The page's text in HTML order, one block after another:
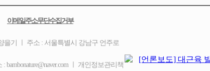
이메일주소무단수집거부
을기 ㅣ 주소 : 서울특별시 강남구 언주로
ㅣ 개인정보관리책